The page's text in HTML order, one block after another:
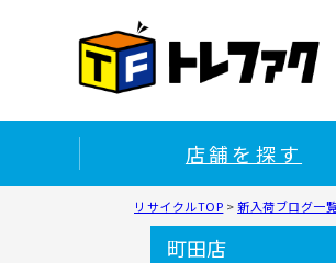
店舗を探す
リサイクルTOP >新入荷ブログ一
町田店